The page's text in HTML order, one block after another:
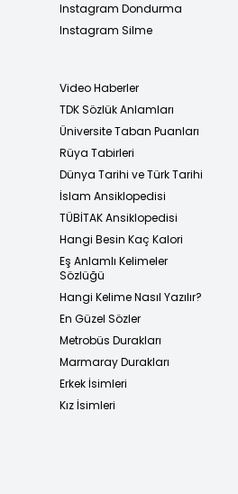
Instagram Dondurma
Instagram Silme
Video Haberler
TDK Sözlük Anlamları
Üniversite Taban Puanları
Rüya Tabirleri
Dünya Tarihi ve Türk Tarihi
İslam Ansiklopedisi
TÜBİTAK Ansiklopedisi
Hangi Besin Kaç Kalori
Eş Anlamlı Kelimeler
Sözlüğü
Hangi Kelime Nasıl Yazılır?
En Güzel Sözler
Metrobüs Durakları
Marmaray Durakları
Erkek İsimleri
Kız İsimleri